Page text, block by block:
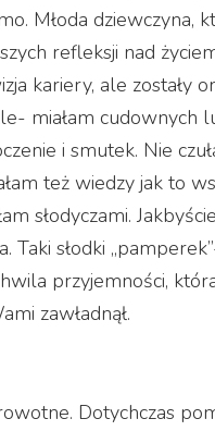
Młoda dziewczyna,
refleksji nad
kariery, ale zostały
miałam cudownych
i smutek. Nie
też wiedzy jak to
słodyczami.
Taki słodki
przyjemności,
zawładnął.
Dotychczas